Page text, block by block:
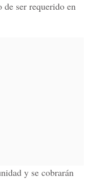
de ser requerido en
y se cobrarán